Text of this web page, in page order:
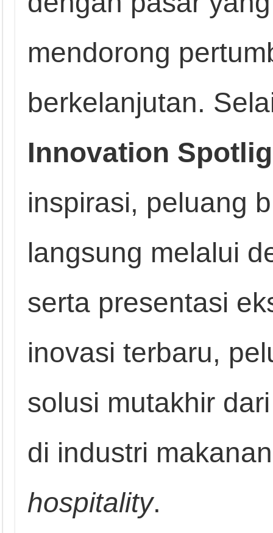
mendorong
berkelanjutan.
Innovation
inspirasi, peluang
langsung melalui
serta presentasi
inovasi terbaru,
solusi mutakhir
di industri
hospitality.